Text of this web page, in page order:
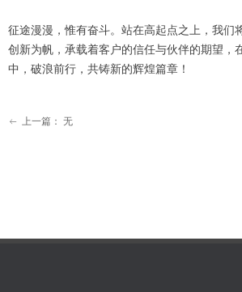
征途漫漫，惟有奋斗。站在高起点之上，我们
创新为帆，承载着客户的信任与伙伴的期望，
中，破浪前行，共铸新的辉煌篇章！
ꂃ 上一篇： 无